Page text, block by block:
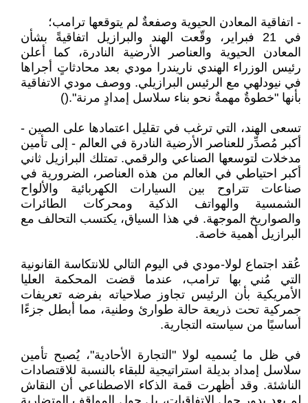
- اتفاقية المعادن الحيوية وصفعةٌ لم يتوقعها ترامب؛
في 21 فبراير، وقّعت الهند والبرازيل اتفاقيةً بشأن
المعادن الحيوية والعناصر الأرضية النادرة، كما أعلن
رئيس الوزراء الهندي ناريندرا مودي بعد محادثاتٍ أجراها
في نيودلهي مع الرئيس البرازيلي. ووصف مودي الاتفاقية
بأنها "خطوةٌ مهمةٌ نحو بناء سلاسل إمدادٍ مرنة".()
تسعى الهند، التي ترغب في تقليل اعتمادها على الصين -
أكبر مُصدِّر للعناصر الأرضية النادرة في العالم - إلى تأمين
مدخلات لتوسعها الصناعي والرقمي. تمتلك البرازيل ثاني
أكبر احتياطي في العالم من هذه العناصر، الضرورية في
صناعات تتراوح بين السيارات الكهربائية والألواح
الشمسية والهواتف الذكية ومحركات الطائرات
والصواريخ الموجهة. في هذا السياق، يكتسب التحالف مع
البرازيل أهمية خاصة.
عُقد اجتماع لولا-مودي في اليوم التالي للانتكاسة القانونية
التي مُني بها ترامب، عندما قضت المحكمة العليا
الأمريكية بأن الرئيس تجاوز صلاحياته بفرضه تعريفات
جمركية تحت ذريعة حالة طوارئ وطنية، مما أبطل جزءًا
أساسيًا من سياسته التجارية.
في ظل ما يُسميه لولا "التجارة الأحادية"، يُصبح تأمين
سلاسل إمداد بديلة استراتيجية للبقاء بالنسبة للاقتصادات
الناشئة. وقد أظهرت قمة الذكاء الاصطناعي أن النقاش